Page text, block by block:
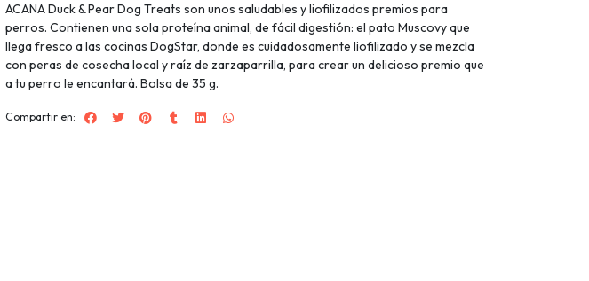
ACANA Duck & Pear Dog Treats son unos saludables y liofilizados premios para
perros. Contienen una sola proteína animal, de fácil digestión: el pato Muscovy que
llega fresco a las cocinas DogStar, donde es cuidadosamente liofilizado y se mezcla
con peras de cosecha local y raíz de zarzaparrilla, para crear un delicioso premio que
a tu perro le encantará. Bolsa de 35 g.
Compartir en: